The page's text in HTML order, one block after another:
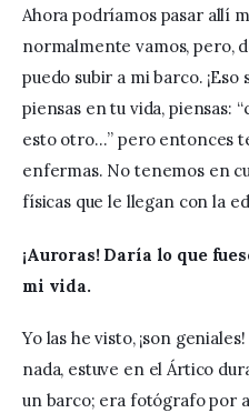
Ahora podríamos pasar allí
normalmente vamos, pero,
puedo subir a mi barco.
piensas en tu vida, piensas:
esto otro…” pero entonces
enfermas. No tenemos en
físicas que le llegan con la
¡Auroras! Daría lo que
mi vida.
Yo las he visto, ¡son
nada, estuve en el Ártico
un barco; era fotógrafo por